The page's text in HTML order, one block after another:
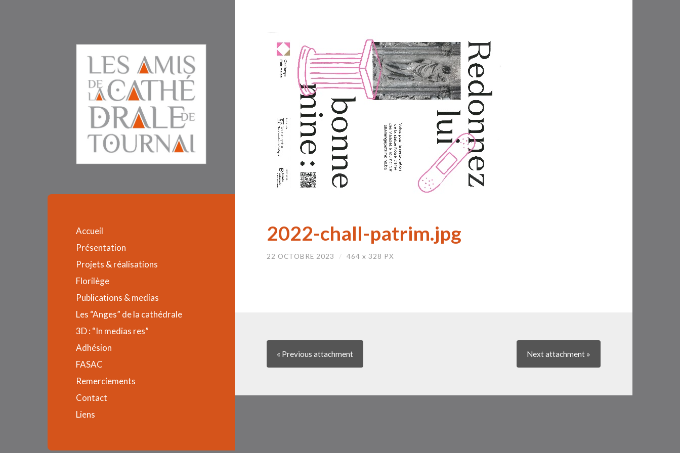
Accueil
Présentation
Projets & réalisations
Florilège
Publications & medias
Les “Anges” de la cathédrale
3D : “In medias res”
Adhésion
FASAC
Remerciements
Contact
Liens
2022-chall-patrim.jpg
22 OCTOBRE 2023 / 464 x 328 PX
« Previous attachment Nextattachment »